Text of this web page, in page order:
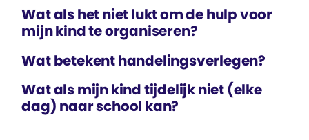
Wat als het niet lukt om de hulp voor
mijn kind te organiseren?
Wat betekent handelings­verlegen?
Wat als mijn kind tijdelijk niet (elke
dag) naar school kan?